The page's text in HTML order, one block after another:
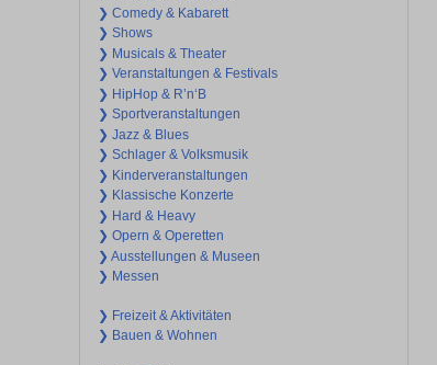
❯ Comedy & Kabarett
❯ Shows
❯ Musicals & Theater
❯ Veranstaltungen & Festivals
❯ HipHop & R’n‘B
❯ Sportveranstaltungen
❯ Jazz & Blues
❯ Schlager & Volksmusik
❯ Kinderveranstaltungen
❯ Klassische Konzerte
❯ Hard & Heavy
❯ Opern & Operetten
❯ Ausstellungen & Museen
❯ Messen
❯ Freizeit & Aktivitäten
❯ Bauen & Wohnen